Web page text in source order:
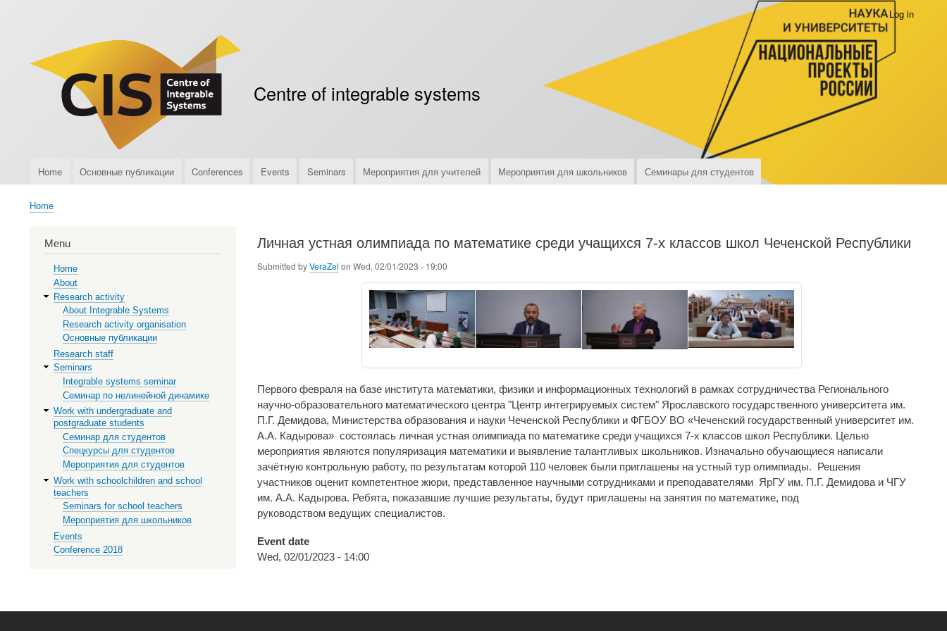
записи
пользователя
Log in
Centre of integrable systems
Верхняя
Home Основные публикации Conferences Events Seminars Мероприятия для учителей Мероприятия для школьников Семинары для студентов
Breadcrumb
Home
Личная устная олимпиада по математике среди учащихся 7-х классов школ Чеченской Республики
Submitted byVeraZel on Wed, 02/01/2023 - 19:00
Первого февраля на базе института математики, физики и информационных технологий в рамках сотрудничества Регионального
научно-образовательного математического центра "Центр интегрируемых систем" Ярославского государственного университета им.
П.Г. Демидова, Министерства образования и науки Чеченской Республики и ФГБОУ ВО «Чеченский государственный университет им.
А.А. Кадырова» состоялась личная устная олимпиада по математике среди учащихся 7-х классов школ Республики. Целью
мероприятия являются популяризация математики и выявление талантливых школьников. Изначально обучающиеся написали
зачётную контрольную работу, по результатам которой 110 человек были приглашены на устный тур олимпиады. Решения
участников оценит компетентное жюри, представленное научными сотрудниками и преподавателями ЯрГУ им. П.Г. Демидова и ЧГУ
им. А.А. Кадырова. Ребята, показавшие лучшие результаты, будут приглашены на занятия по математике, под
руководством ведущих специалистов.
Event date
Wed, 02/01/2023 - 14:00
Menu
Home
About
Research activity
About Integrable Systems
Research activity organisation
Основные публикации
Research staff
Seminars
Integrable systems seminar
Семинар по нелинейной динамике
Work with undergraduate and
postgraduate students
Семинар для студентов
Спецкурсы для студентов
Мероприятия для студентов
Work with schoolchildren and school
teachers
Seminars for school teachers
Мероприятия для школьников
Events
Conference 2018